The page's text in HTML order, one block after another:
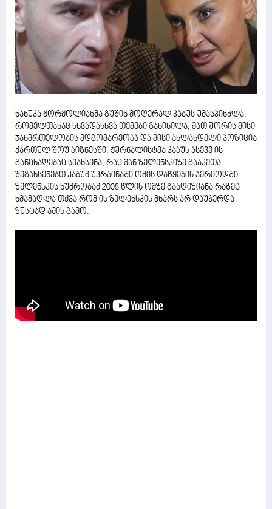
ნანუკა ჟორჟოლიანმა გუშინ მოღერალ კაბუს უმასპინძლა,
რომელთანაც სხვადასხვა თემები განიხილა, მათ შორის მისი
ჯანმრთელობის მდგომარეობა და მისი ახლანდელი პოზიცია
ქართულ შოუ ბიზნესში. ჟურნალისტმა კაბუს ასევე ის
განცხადებაც სეახსენა, რაც მან ზელენსკიზე გააკეთა.
შეგახსენებთ კაბუმ უკრაინაში ომის დაწყების პერიოდში
ზელენსკის ხუმრობამ 2008 წლის ომზე გააღიზიანა რაზეც
ხმამაღლა თქვა რომ ის ზელენსკის მხარს არ დაუჭერდა
ზუსტად ამის გამო.